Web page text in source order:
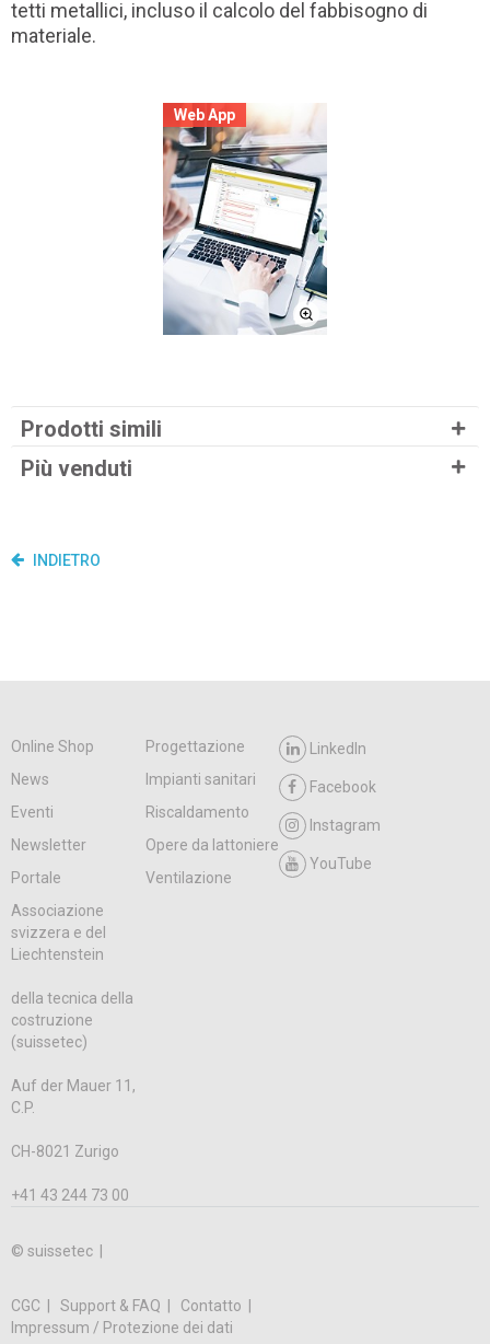
tetti metallici, incluso il calcolo del fabbisogno di
materiale.
Web App
Prodotti simili
Più venduti
INDIETRO
Online Shop
Progettazione
News
Impianti sanitari
Eventi
Riscaldamento
Newsletter
Opere da lattoniere
Portale
Ventilazione
LinkedIn
Facebook
Instagram
YouTube
Associazione
svizzera e del
Liechtenstein
della tecnica della
costruzione
(suissetec)
Auf der Mauer 11,
C.P.
CH-8021 Zurigo
+41 43 244 73 00
© suissetec |
CGC Support & FAQ
Contatto
Impressum / Protezione dei dati